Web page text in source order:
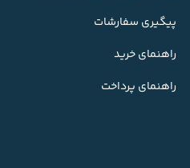
پیگیری سفارشات
راهنمای خرید
راهنمای پرداخت